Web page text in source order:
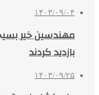
۱۴۰۳/۰۹/۰۴
بازدید کردند
۱۴۰۳/۰۹/۲۵